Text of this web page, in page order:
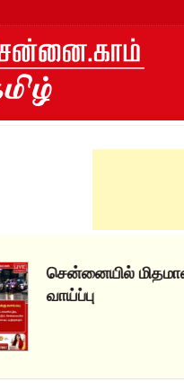
சென்னையில் மிதமான
வாய்ப்பு